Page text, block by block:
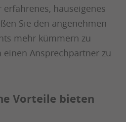
hauseigenes
Sie den angenehmen
mehr kümmern zu
Ansprechpartner zu
Vorteile bieten